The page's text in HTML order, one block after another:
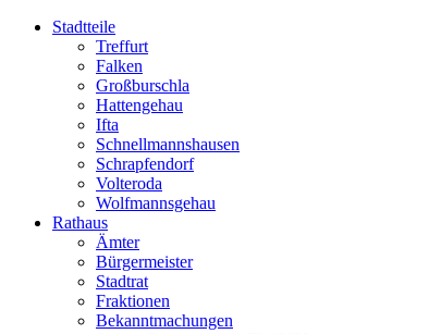
Stadtteile
Treffurt
Falken
Großburschla
Hattengehau
Ifta
Schnellmannshausen
Schrapfendorf
Volteroda
Wolfmannsgehau
Rathaus
Ämter
Bürgermeister
Stadtrat
Fraktionen
Bekanntmachungen